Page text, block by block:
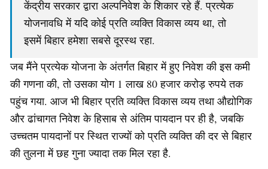
केंद्रीय सरकार द्वारा अल्पनिवेश के शिकार रहे हैं. प्रत्येक
योजनावधि में यदि कोई प्रति व्यक्ति विकास व्यय था, तो
इसमें बिहार हमेशा सबसे दूरस्थ रहा.
जब मैंने प्रत्येक योजना के अंतर्गत बिहार में हुए निवेश की इस कमी
की गणना की, तो उसका योग 1 लाख 80 हजार करोड़ रुपये तक
पहुंच गया. आज भी बिहार प्रति व्यक्ति विकास व्यय तथा औद्योगिक
और ढांचागत निवेश के हिसाब से अंतिम पायदान पर ही है, जबकि
उच्चतम पायदानों पर स्थित राज्यों को प्रति व्यक्ति की दर से बिहार
की तुलना में छह गुना ज्यादा तक मिल रहा है.